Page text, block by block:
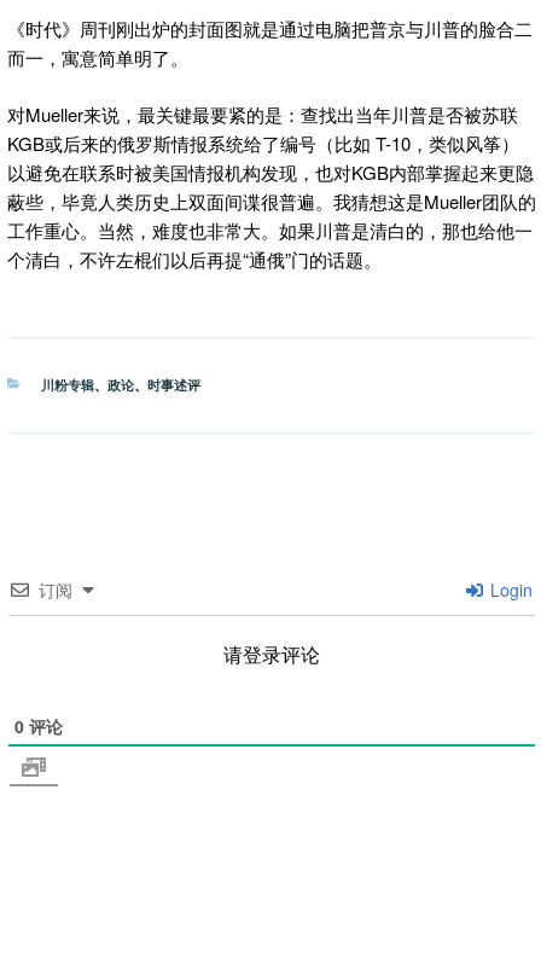
《时代》周刊刚出炉的封面图就是通过电脑把普京与川普的脸合二
而一，寓意简单明了。
对Mueller来说，最关键最要紧的是：查找出当年川普是否被苏联
KGB或后来的俄罗斯情报系统给了编号（比如 T-10，类似风筝）
以避免在联系时被美国情报机构发现，也对KGB内部掌握起来更隐
蔽些，毕竟人类历史上双面间谍很普遍。我猜想这是Mueller团队的
工作重心。当然，难度也非常大。如果川普是清白的，那也给他一
个清白，不许左棍们以后再提“通俄”门的话题。
分
川粉专辑、 政论、 时事述评
订阅 Login
请登录评论
0 评论